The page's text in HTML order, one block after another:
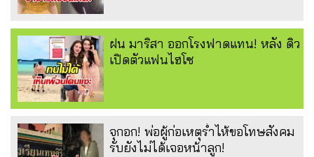
ฝน มาริสา ออกโรงฟาดแทน! หลัง ดิว
เปิดตัวแฟนไฮโซ
จุกอก! พ่อผู้ก่อเหตุร่ำไห้ขอโทษสังคม
รับยังไม่ได้เจอหน้าลูก!